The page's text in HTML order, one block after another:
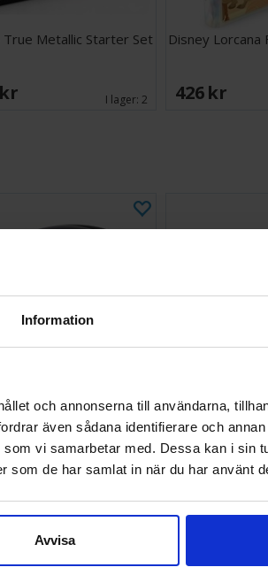
Information
och annonserna till användarna,
även sådana identifierare och
vi samarbetar med. Dessa kan i sin
som de har samlat in när du har använt
Avvisa
True Metallic Starter Set
I lager: 2
Disney
426 SEK
Auto Catch Light
I lager:20+
Harder &
2 399 SEK